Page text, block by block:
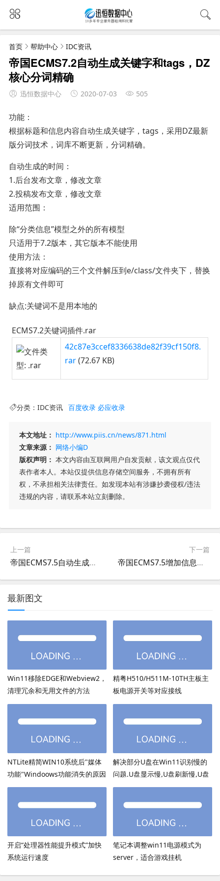
首页 帮助中心 IDC资讯
帝国ECMS7.2自动生成关键字和tags，DZ
核心分词精确
迅恒数据中心 2020-07-03 505
功能：
根据标题和信息内容自动生成关键字，tags，采用DZ最新
版分词技术，词库不断更新，分词精确。
自动生成的时间：
1.后台发布文章，修改文章
2.投稿发布文章，修改文章
适用范围：
除“分类信息”模型之外的所有模型
只适用于7.2版本，其它版本不能使用
使用方法：
直接将对应编码的三个文件解压到e/class/文件夹下，替换
掉原有文件即可
缺点:关键词不是用本地的
ECMS7.2关键词插件.rar
42c87e3ccef8336638de82f39cf150f8.
rar(72.67 KB)
分类： IDC资讯 百度收录 必应收录
本文地址： http://www.piis.cn/news/871.html
文章来源： 网络小编D
版权声明： 本文内容由互联网用户自发贡献，该文观点仅代
表作者本人。本站仅提供信息存储空间服务，不拥有所有
权，不承担相关法律责任。如发现本站有涉嫌抄袭侵权/违法
违规的内容，请联系本站立刻删除。
上一篇
帝国ECMS7.5自动生成关键字关键词插件
下一篇
帝国ECMS7.5增加信息自动替换标题+URL关键词
最新图文
Win11移除EDGE和Webview2，
清理冗余和无用文件的方法
精粤H510/H511M-10TH主板主
板电源开关等对应接线
NTLite精简WIN10系统后"媒体
功能"Windoows功能消失的原因
解决部分U盘在Win11识别慢的
问题.U盘显示慢,U盘刷新慢,U盘
加载慢
开启“处理器性能提升模式”加快
系统运行速度
笔记本调整win11电源模式为
server，适合游戏挂机